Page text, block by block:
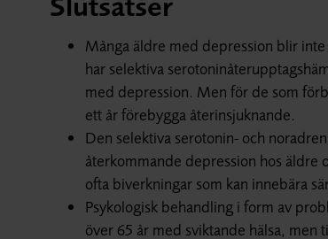
Många äldre med depression blir
har selektiva
med depression. Men för de som
ett år förebygga återinsjuknande.
Den selektiva serotonin- och
återkommande depression hos äldre
ofta biverkningar som kan innebära
Psykologisk behandling i form av
över 65 år med sviktande hälsa,